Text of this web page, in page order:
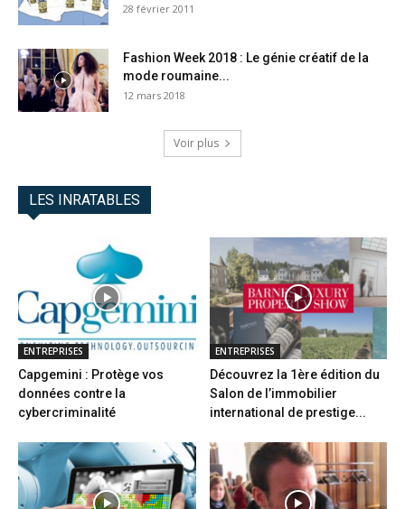
28 février 2011
Fashion Week 2018 : Le génie créatif de la
mode roumaine...
12 mars 2018
Voir plus
LES INRATABLES
ENTREPRISES
Capgemini : Protège vos
données contre la
cybercriminalité
ENTREPRISES
Découvrez la 1ère édition du
Salon de l’immobilier
international de prestige...